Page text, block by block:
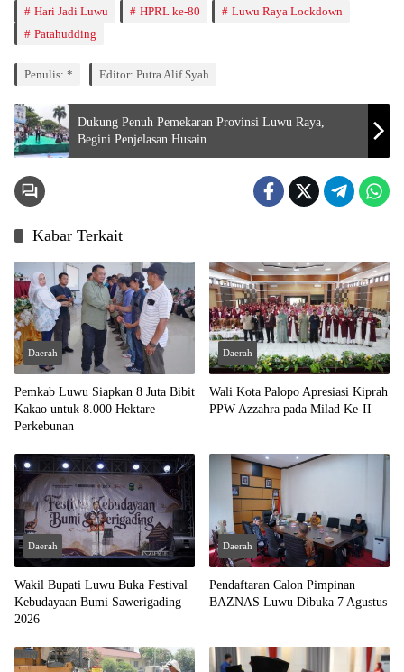
Hari Jadi Luwu HPRL ke-80
Luwu Raya Lockdown
Patahudding
Penulis: * Editor: Putra Alif Syah
Dukung Penuh Pemekaran Provinsi Luwu Raya,
Begini Penjelasan Husain
Kabar Terkait
Daerah
Pemkab Luwu Siapkan 8 Juta Bibit
Kakao untuk 8.000 Hektare
Perkebunan
Daerah
Wali Kota Palopo Apresiasi Kiprah
PPW Azzahra pada Milad Ke-II
Daerah
Wakil Bupati Luwu Buka Festival
Kebudayaan Bumi Sawerigading
2026
Daerah
Pendaftaran Calon Pimpinan
BAZNAS Luwu Dibuka 7 Agustus